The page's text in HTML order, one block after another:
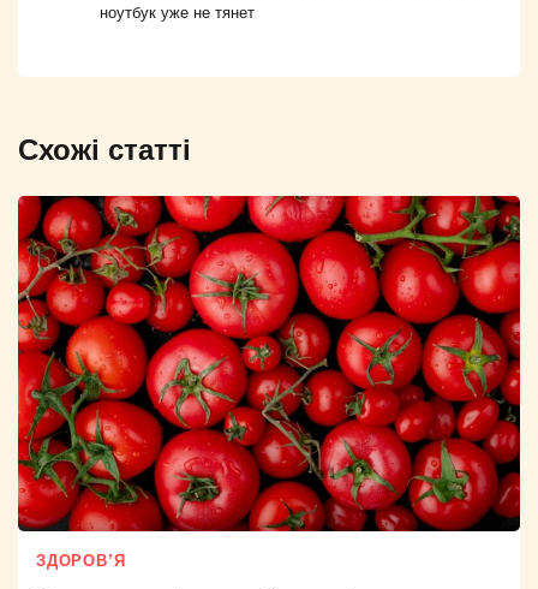
ноутбук уже не тянет
Схожі статті
ЗДОРОВ’Я